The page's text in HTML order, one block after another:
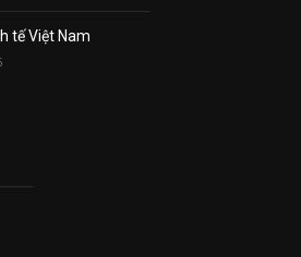
tế Việt Nam